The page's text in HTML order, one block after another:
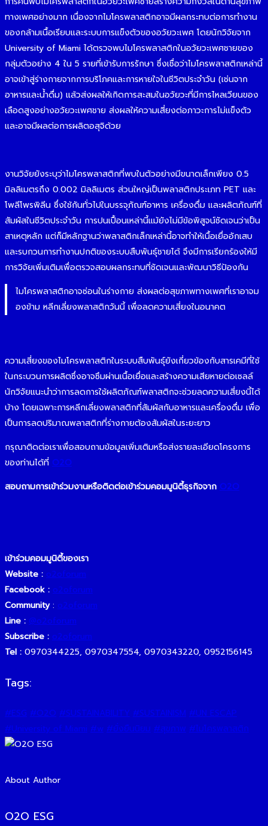
ทางเพศอย่างมาก เนื่องจากไมโครพลาสติกอาจมีผลกระทบต่อการทำงาน
ของกล้ามเนื้อเรียบและระบบการแข็งตัวของอวัยวะเพศ โดยนักวิจัยจาก
University of Miami ได้ตรวจพบไมโครพลาสติกในอวัยวะเพศชายของ
กลุ่มตัวอย่าง 4 ใน 5 รายที่เข้ารับการรักษา ซึ่งเชื่อว่าไมโครพลาสติกเหล่านี้
อาจเข้าสู่ร่างกายจากการบริโภคและการหายใจในชีวิตประจำวัน (เช่นจาก
อาหารและน้ำดื่ม) แล้วส่งผลให้เกิดการสะสมในอวัยวะที่มีการไหลเวียนของ
เลือดสูงอย่างอวัยวะเพศชาย ส่งผลให้ความเสี่ยงต่อภาวะการไม่แข็งตัว
และอาจมีผลต่อการผลิตอสุจิด้วย
งานวิจัยยังระบุว่าไมโครพลาสติกที่พบในตัวอย่างมีขนาดเล็กเพียง 0.5
มิลลิเมตรถึง 0.002 มิลลิเมตร ส่วนใหญ่เป็นพลาสติกประเภท PET และ
โพลีโพรพิลีน ซึ่งใช้กันทั่วไปในบรรจุภัณฑ์อาหาร เครื่องดื่ม และผลิตภัณฑ์ที่
สัมผัสในชีวิตประจำวัน การปนเปื้อนเหล่านี้แม้ยังไม่มีข้อพิสูจน์ชัดเจนว่าเป็น
สาเหตุหลัก แต่ก็มีหลักฐานว่าพลาสติกเล็กเหล่านี้อาจทำให้เนื้อเยื่ออักเสบ
และรบกวนการทำงานปกติของระบบสืบพันธุ์ชายได้ จึงมีการเรียกร้องให้มี
การวิจัยเพิ่มเติมเพื่อตรวจสอบผลกระทบที่ชัดเจนและพัฒนาวิธีป้องกัน
ไมโครพลาสติกอาจซ่อนในร่างกาย ส่งผลต่อสุขภาพทางเพศที่เราอาจม
องข้าม หลีกเลี่ยงพลาสติกวันนี้ เพื่อลดความเสี่ยงในอนาคต
ความเสี่ยงของไมโครพลาสติกในระบบสืบพันธุ์ยังเกี่ยวข้องกับสารเคมีที่ใช้
ในกระบวนการผลิตซึ่งอาจซึมผ่านเนื้อเยื่อและสร้างความเสียหายต่อเซลล์
นักวิจัยแนะนำว่าการลดการใช้ผลิตภัณฑ์พลาสติกจะช่วยลดความเสี่ยงนี้ได้
บ้าง โดยเฉพาะการหลีกเลี่ยงพลาสติกที่สัมผัสกับอาหารและเครื่องดื่ม เพื่อ
เป็นการลดปริมาณพลาสติกที่ร่างกายต้องสัมผัสในระยะยาว
กรุณาติดต่อเราเพื่อสอบถามข้อมูลเพิ่มเติมหรือส่งรายละเอียดโครงการ
ของท่านได้ที่ O2O
สอบถามการเข้าร่วมงานหรือติดต่อเข้าร่วมคอมมูนิตี้ธุรกิจจาก O2O
เข้าร่วมคอมมูนิตี้ของเรา
Website : o2oforum
Facebook : o2oforum
Community: o2oforum
Line : @o2oforum
Subscribe : o2oforum
Tel : 0970344225, 0970347554, 0970343220, 0952156145
Tags:
#ESG #O2O #SUSTAINABILITY #SUSTAINISM #UN ESCAP
#University of Miami #w #ยั่งยืนนิยม #สุขภาพ #ไมโครพลาสติก
About Author
O2O ESG